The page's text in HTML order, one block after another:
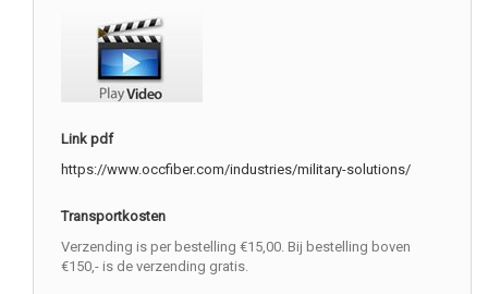
Link pdf
https://www.occfiber.com/industries/military-solutions/
Transportkosten
Verzending is per bestelling €15,00. Bij bestelling boven
€150,- is de verzending gratis.